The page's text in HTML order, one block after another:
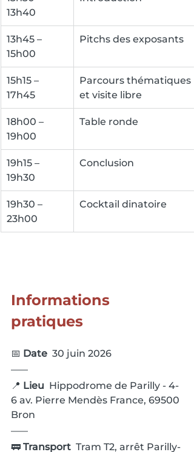
13h40
13h45 –
15h00
Pitchs des exposants
15h15 –
17h45
Parcours thématiques
et visite libre
18h00 –
19h00
Table ronde
19h15 –
19h30
Conclusion
19h30 –
23h00
Cocktail dinatoire
Informations
pratiques
📅 Date 30 juin 2026
📍 Lieu Hippodrome de Parilly - 4-
6 av. Pierre Mendès France, 69500
Bron
🚃 Transport Tram T2, arrêt Parilly-